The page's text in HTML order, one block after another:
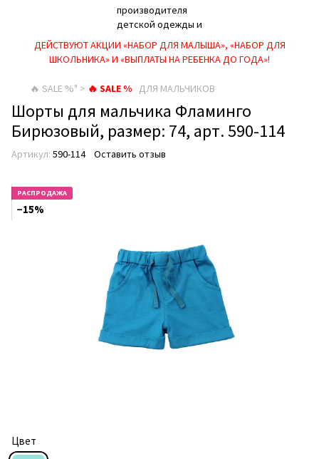
ДЕЙСТВУЮТ АКЦИИ «НАБОР ДЛЯ МАЛЫША», «НАБОР ДЛЯ
ШКОЛЬНИКА» И «ВЫПЛАТЫ НА РЕБEНКА ДО ГОДА»!
🔥 SALE %" > 🔥 SALE % ДЛЯ МАЛЬЧИКОВ
Шорты для мальчика Фламинго
Бирюзовый, размер: 74, арт. 590-114
Артикул: 590-114 Оставить отзыв
РАСПРОДАЖА
−15%
Цвет